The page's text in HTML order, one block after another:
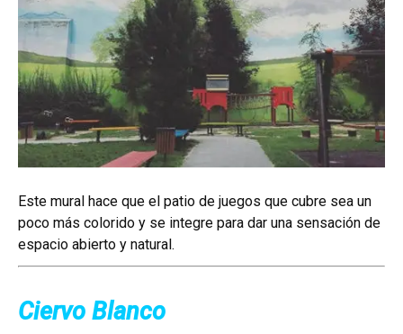
Este mural hace que el patio de juegos que cubre sea un
poco más colorido y se integre para dar una sensación de
espacio abierto y natural.
Ciervo Blanco